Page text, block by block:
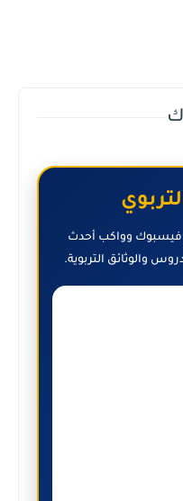
فيسبوك وواكب أحدث
والوثائق التربوية.